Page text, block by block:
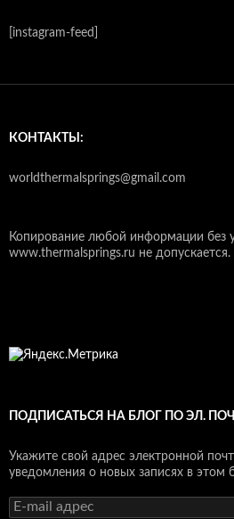
[instagram-feed]
КОНТАКТЫ:
worldthermalsprings@gmail.com
Копирование любой информации без
www.thermalsprings.ru не допускается.
ПОДПИСАТЬСЯ НА БЛОГ ПО ЭЛ.
Укажите свой адрес электронной
уведомления о новых записях в этом
E-